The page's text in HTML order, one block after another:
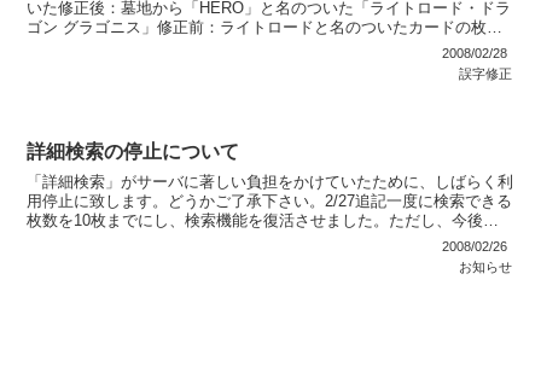
いた修正後：墓地から「HERO」と名のついた「ライトロード・ドラ
ゴン グラゴニス」修正前：ライトロードと名のついたカードの枚数×
2008/02/28
誤字修正
詳細検索の停止について
「詳細検索」がサーバに著しい負担をかけていたために、しばらく利
用停止に致します。どうかご了承下さい。2/27追記一度に検索できる
枚数を10枚までにし、検索機能を復活させました。ただし、今後も
2008/02/26
お知らせ